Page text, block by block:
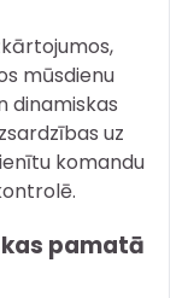
mūsdienu
dinamiskas
uz
komandu
pamatā